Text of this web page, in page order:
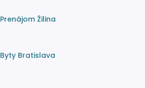
Prenájom Žilina
Byty Bratislava